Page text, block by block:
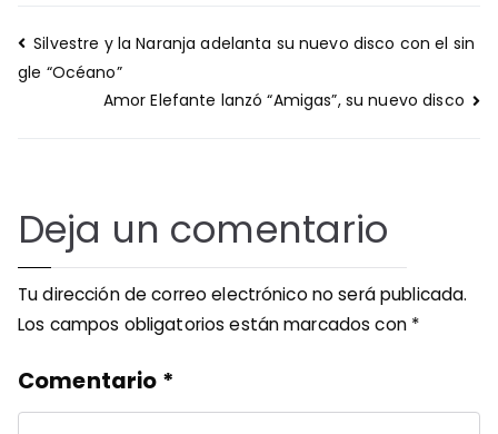
Navegación
de
entradas
Silvestre y la Naranja adelanta su nuevo disco con el sin
gle “Océano”
Amor Elefante lanzó “Amigas”, su nuevo disco
Deja un comentario
Tu dirección de correo electrónico no será publicada.
Los campos obligatorios están marcados con *
Comentario *